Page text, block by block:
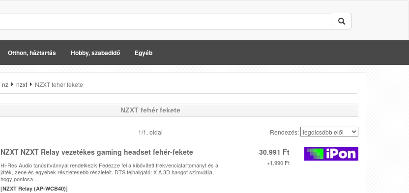
Otthon, háztartás Hobby, szabadidő Egyéb
nz nzxt NZXT fehér fekete
NZXT fehér fekete
1/1. oldal Rendezés:
NZXT NZXT Relay vezetékes gaming headset fehér-fekete
Hi-Res Audio tanúsítvánnyal rendelkezik Fedezze fel a kibővített frekvenciatartományt és a
játék, zene és egyebek részletesebb részleteit. DTS fejhallgató: X A 3D hangot szimulálja,
hogy pontosa...
[NZXT Relay (AP-WCB40)]
30.991 Ft
+1.990 Ft